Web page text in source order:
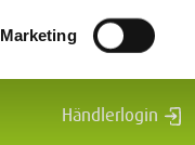
Marketing
Händlerlogin